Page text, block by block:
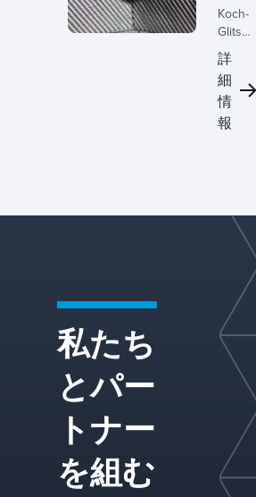
化
お
よ
び
ラ
ン
Koch-
Glitsch
は、物
質移動
装置の
開発に
おける
研究開
発チー
打ちさ
れた、
構造化
された
ランダ
ムパッ
キンの
ライン
を提供
してい
ます。
詳
細
情
報
私たち
とパー
トナー
を組む